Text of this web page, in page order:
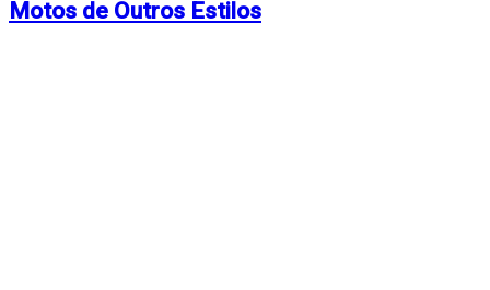
Motos de Outros Estilos